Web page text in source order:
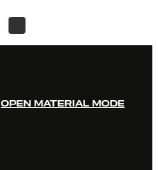
OPEN MATERIAL MODE